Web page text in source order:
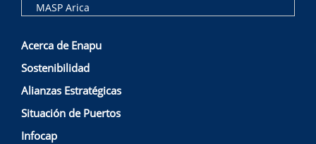
MASP Arica
Acerca de Enapu
Sostenibilidad
Alianzas Estratégicas
Situación de Puertos
Infocap